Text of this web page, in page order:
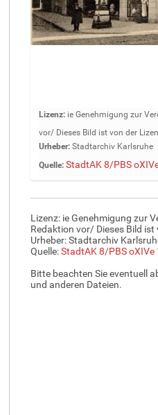
Z
i
e
B
i
d
i
n
o
Lizenz:ie Genehmigung zur
vor/ Dieses Bild ist von der
Urheber:Stadtarchiv Karlsruhe
Quelle: StadtAK 8/PBS
Lizenz: ie Genehmigung zur
Redaktion vor/ Dieses Bild ist
Urheber: Stadtarchiv
Quelle:StadtAK 8/PBS oXIVe
Bitte beachten Sie eventuell
und anderen Dateien.